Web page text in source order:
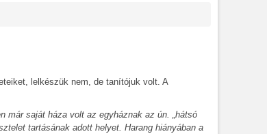
lelkészük nem, de tanítójuk volt. A
már saját háza volt az egyháznak az ún. „hátsó
tartásának adott helyet. Harang hiányában a